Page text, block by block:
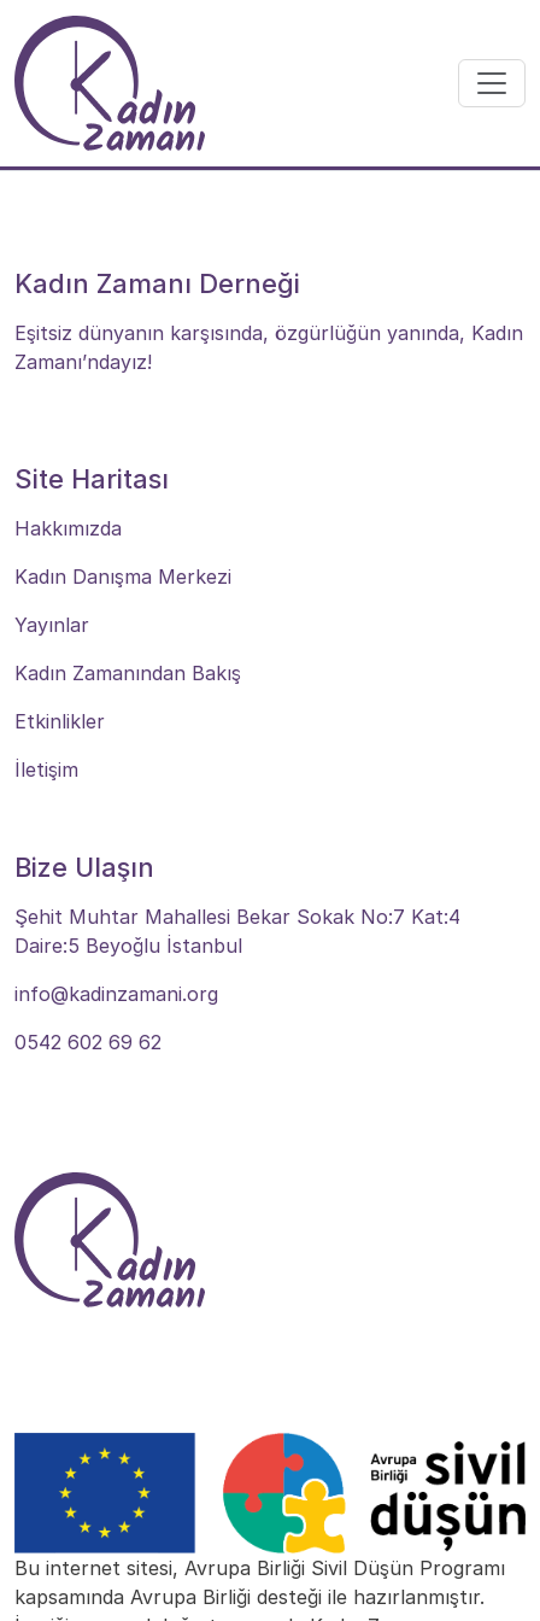
Skip to main content
Kadın Zamanı Derneği
Eşitsiz dünyanın karşısında, özgürlüğün yanında, Kadın
Zamanı’ndayız!
Site Haritası
Hakkımızda
Kadın Danışma Merkezi
Yayınlar
Kadın Zamanından Bakış
Etkinlikler
İletişim
Bize Ulaşın
Şehit Muhtar Mahallesi Bekar Sokak No:7 Kat:4
Daire:5 Beyoğlu İstanbul
info@kadinzamani.org
0542 602 69 62
Bu internet sitesi, Avrupa Birliği Sivil Düşün Programı
kapsamında Avrupa Birliği desteği ile hazırlanmıştır.